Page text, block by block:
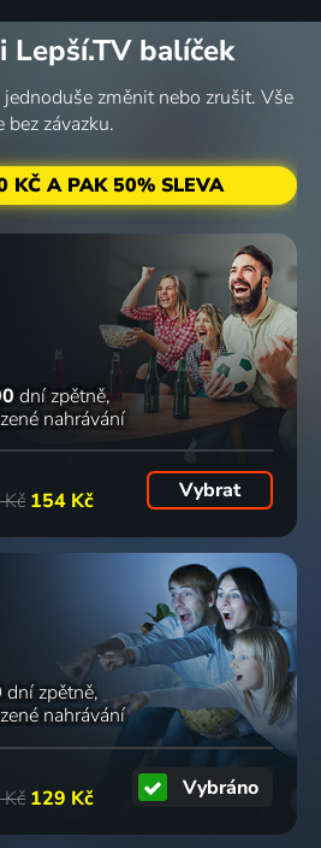
Lepší.TV balíček
změnit nebo zrušit. Vše
bez závazku.
KČ A PAK 50% SLEVA
dní zpětně
nahrávání
154 Kč Vybrat
dní zpětně
nahrávání
129 Kč Vybráno